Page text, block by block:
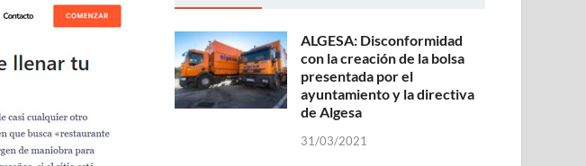
ALGESA: Disconformidad
con la creación de la bolsa
presentada por el
ayuntamiento y la directiva
de Algesa
31/03/2021